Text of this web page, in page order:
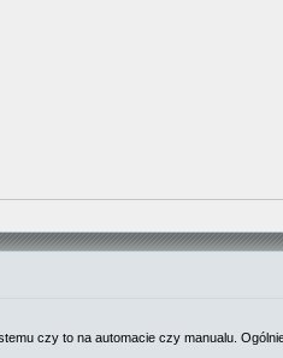
czy to na automacie czy manualu.